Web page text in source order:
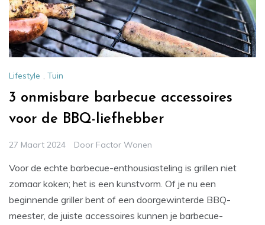
Lifestyle , Tuin
3 onmisbare barbecue accessoires
voor de BBQ-liefhebber
27 Maart 2024 Door Factor Wonen
Voor de echte barbecue-enthousiasteling is grillen niet
zomaar koken; het is een kunstvorm. Of je nu een
beginnende griller bent of een doorgewinterde BBQ-
meester, de juiste accessoires kunnen je barbecue-